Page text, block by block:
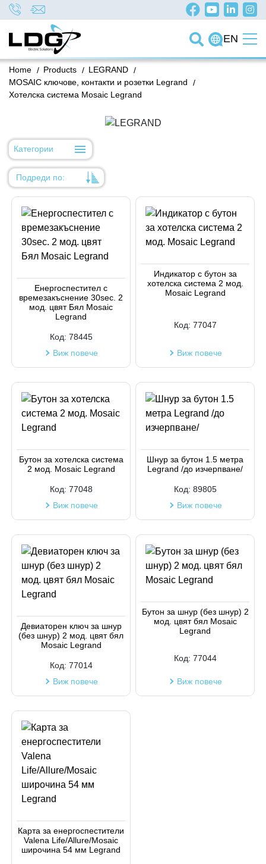
EN
/
Home /
Products /
LEGRAND
/
MOSAIC ключове, контакти и розетки Legrand
Хотелска система Mosaic Legrand
Категории
Подреди по:
Име
Код на артикул
Енергоспестител с
времезакъснение 30sec. 2
мод. цвят Бял Mosaic
Legrand
Код: 78445
Виж повече
Индикатор с бутон за
хотелска система 2 мод.
Mosaic Legrand
Код: 77047
Виж повече
Бутон за хотелска система
2 мод. Mosaic Legrand
Код: 77048
Виж повече
Шнур за бутон 1.5 метра
Legrand /до изчерпване/
Код: 89805
Виж повече
Девиаторен ключ за шнур
(без шнур) 2 мод. цвят бял
Mosaic Legrand
Код: 77014
Виж повече
Бутон за шнур (без шнур) 2
мод. цвят бял Mosaic
Legrand
Код: 77044
Виж повече
Карта за енергоспестители
Valena Life/Allure/Mosaic
широчина 54 мм Legrand